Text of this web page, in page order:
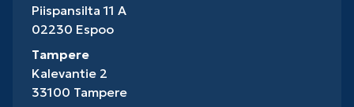
Piispansilta 11 A
02230 Espoo
Tampere
Kalevantie 2
33100 Tampere